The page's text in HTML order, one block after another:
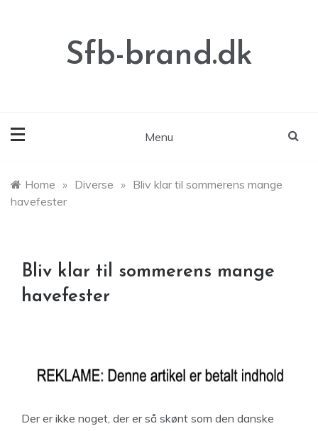
Sfb-brand.dk
Menu
Home » Diverse » Bliv klar til sommerens mange
havefester
Bliv klar til sommerens mange
havefester
Der er ikke noget, der er så skønt som den danske